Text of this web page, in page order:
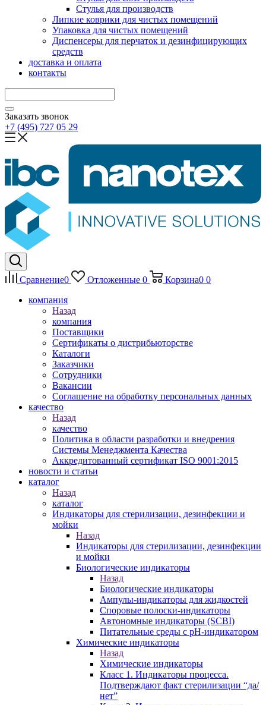
Стулья для производств
Липкие коврики для чистых помещений
Упаковка для чистых помещений
Диспенсеры для перчаток и дезинфицирующих
средств
доставка и оплата
контакты
Заказать звонок
+7 (495) 727 05 29
Сравнение0 Отложенные 0 Корзина0 0
компания
Назад
компания
Поставщики
Сертификаты о дистрибьюторстве
Каталоги
Заказчики
Сотрудники
Вакансии
Соглашение на обработку персональных данных
качество
Назад
качество
Политика в области разработки и внедрения
Системы Менеджмента Качества
Аккредитованный сертификат ISO 9001:2015
новости и статьи
каталог
Назад
каталог
Индикаторы для стерилизации, дезинфекции и
мойки
Назад
Индикаторы для стерилизации, дезинфекции
и мойки
Биологические индикаторы
Назад
Биологические индикаторы
Ампулы-индикаторы для жидкостей
Споровые полоски-индикаторы
Автономные индикаторы (SCBI)
Питательные среды с рН-индикатором
Химические индикаторы
Назад
Химические индикаторы
Класс 1. Индикаторы процесса.
Подтверждают факт стерилизации “да/
нет”